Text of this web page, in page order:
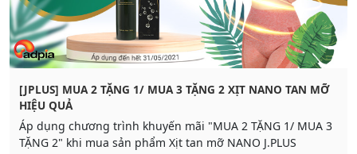
[JPLUS] MUA 2 TẶNG 1/ MUA 3 TẶNG 2 XỊT NANO TAN MỠ
HIỆU QUẢ
Áp dụng chương trình khuyến mãi "MUA 2 TẶNG 1/ MUA 3
TẶNG 2" khi mua sản phẩm Xịt tan mỡ NANO J.PLUS